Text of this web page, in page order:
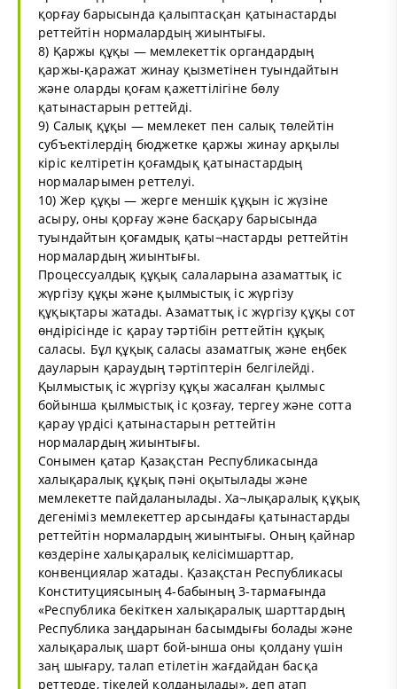
қорғау барысында қалыптасқан қатынастарды
реттейтін нормалардың жиынтығы.
8) Қаржы құқы — мемлекеттік органдардың
қаржы-қаражат жинау қызметінен туындайтын
және оларды қоғам қажеттілігіне бөлу
қатынастарын реттейді.
9) Салық құқы — мемлекет пен салық төлейтін
субъектілердің бюджетке қаржы жинау арқылы
кіріс келтіретін қоғамдық қатынастардың
нормаларымен реттелуі.
10) Жер құқы — жерге меншік құқын іс жүзіне
асыру, оны қорғау және басқару барысында
туындайтын қоғамдық қаты¬настарды реттейтін
нормалардың жиынтығы.
Процессуалдық құқық салаларына азаматтық іс
жүргізу құқы және қылмыстық іс жүргізу
құқықтары жатады. Азаматтық іс жүргізу құқы сот
өндірісінде іс қарау тәртібін реттейтін құқық
саласы. Бұл құқық саласы азаматгық және еңбек
дауларын қараудың тәртіптерін белгілейді.
Қылмыстық іс жүргізу құқы жасалған қылмыс
бойынша қылмыстық іс қозғау, тергеу және сотта
қарау үрдісі қатынастарын реттейтін
нормалардың жиынтығы.
Сонымен қатар Қазақстан Республикасында
халықаралық құқық пәні оқытылады және
мемлекетте пайдаланылады. Ха¬лықаралық құқық
дегеніміз мемлекеттер арсындағы қатынастарды
реттейтін нормалардың жиынтығы. Оның қайнар
көздеріне халықаралық келісімшарттар,
конвенциялар жатады. Қазақстан Республикасы
Конституциясының 4-бабының 3-тармағында
«Республика бекіткен халықаралық шарттардың
Республика заңдарынан басымдығы болады және
халықаралық шарт бой-ынша оны қолдану үшін
заң шығару, талап етілетін жағдайдан басқа
реттерде, тікелей қолданылады», деп атап